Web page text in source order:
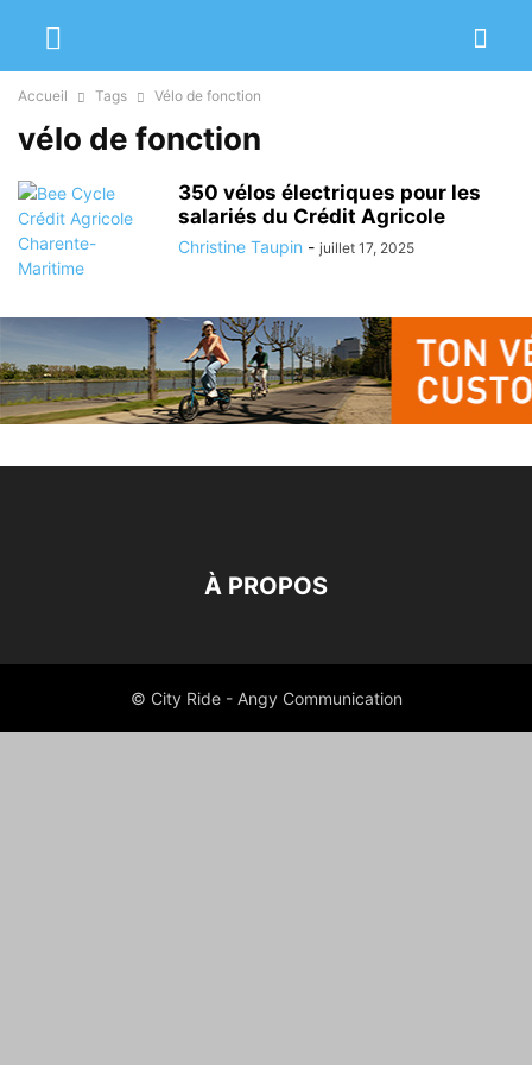
Accueil Tags Vélo de fonction
vélo de fonction
350 vélos électriques pour les
salariés du Crédit Agricole
Christine Taupin - juillet 17, 2025
À PROPOS
© City Ride - Angy Communication